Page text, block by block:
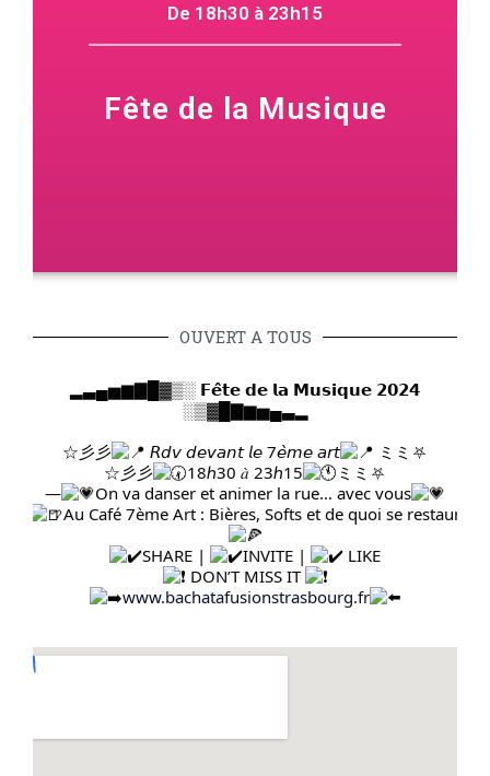
De 18h30 à 23h15
Fête de la Musique
OUVERT A TOUS
▂▃▄▅▆▇█▓▒░ 𝗙𝗲̂𝘁𝗲 𝗱𝗲 𝗹𝗮 𝗠𝘂𝘀𝗶𝗾𝘂𝗲 𝟮𝟬𝟮𝟰
░▒▓█▇▆▅▄▃▂
☆彡彡
𝘙𝘥𝘷 𝘥𝘦𝘷𝘢𝘯𝘵 𝘭𝘦 7𝘦̀𝘮𝘦 𝘢𝘳𝘵
ミミ⛧
☆彡彡
18ℎ30 𝑎̀ 23ℎ15
ミミ⛧
—
On va danser et animer la rue… avec vous
Au Café 7ème Art : Bières, Softs et de quoi se restaurez
SHARE |
INVITE |
LIKE
DON’T MISS IT
www.bachatafusionstrasbourg.fr